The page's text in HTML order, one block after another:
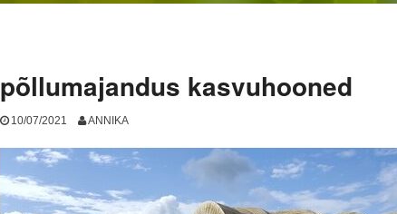
põllumajandus kasvuhooned
10/07/2021 ANNIKA